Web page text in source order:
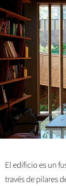
El edificio es un
través de pilares